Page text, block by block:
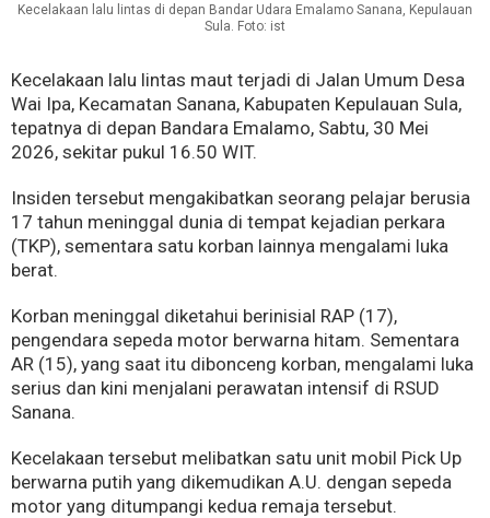
Kecelakaan lalu lintas di depan Bandar Udara Emalamo Sanana, Kepulauan
Sula. Foto: ist
Kecelakaan lalu lintas maut terjadi di Jalan Umum Desa
Wai Ipa, Kecamatan Sanana, Kabupaten Kepulauan Sula,
tepatnya di depan Bandara Emalamo, Sabtu, 30 Mei
2026, sekitar pukul 16.50 WIT.
Insiden tersebut mengakibatkan seorang pelajar berusia
17 tahun meninggal dunia di tempat kejadian perkara
(TKP), sementara satu korban lainnya mengalami luka
berat.
Korban meninggal diketahui berinisial RAP (17),
pengendara sepeda motor berwarna hitam. Sementara
AR (15), yang saat itu dibonceng korban, mengalami luka
serius dan kini menjalani perawatan intensif di RSUD
Sanana.
Kecelakaan tersebut melibatkan satu unit mobil Pick Up
berwarna putih yang dikemudikan A.U. dengan sepeda
motor yang ditumpangi kedua remaja tersebut.